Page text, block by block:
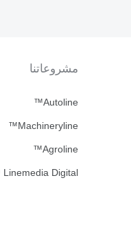
مشروعاتنا
Autoline™
Machineryline™
Agroline™
Linemedia Digital ™